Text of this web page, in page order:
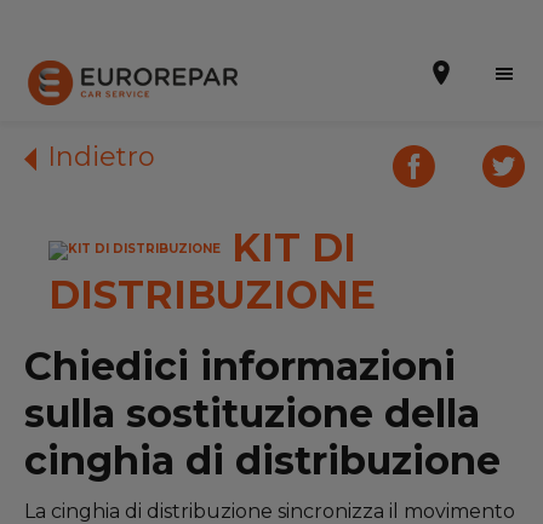
Prenota un appuntamento
Richiedi un preventivo
Chi siamo
PROMOZIONI
SERVIZI
RICAMBI MULTIMARCA EUROREPAR
Indietro
KIT DI
DISTRIBUZIONE
Chiedici informazioni
sulla sostituzione della
cinghia di distribuzione
La cinghia di distribuzione sincronizza il movimento